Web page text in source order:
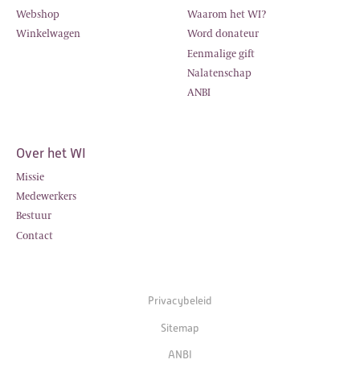
Webshop
Winkelwagen
Waarom het WI?
Word donateur
Eenmalige gift
Nalatenschap
ANBI
Over het WI
Missie
Medewerkers
Bestuur
Contact
Privacybeleid
Sitemap
ANBI